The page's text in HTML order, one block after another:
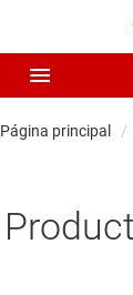
Página principal